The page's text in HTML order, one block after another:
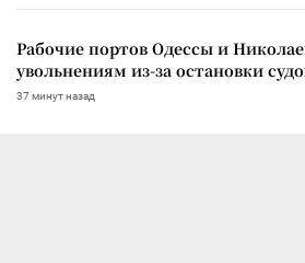
Рабочие портов Одессы и
увольнениям из-за остановки
37 минут назад